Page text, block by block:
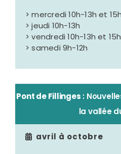
> mercredi 10h-13h et
> jeudi 10h-13h
> vendredi 10h-13h et
> samedi 9h-12h
Pont de Fillinges :
la vallée
avril à octobre